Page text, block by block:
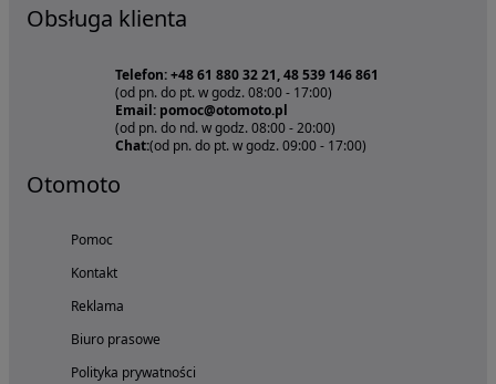
Obsługa klienta
Telefon: +48 61 880 32 21, 48 539 146 861
(od pn. do pt. w godz. 08:00 - 17:00)
Email: pomoc@otomoto.pl
(od pn. do nd. w godz. 08:00 - 20:00)
Chat:(od pn. do pt. w godz. 09:00 - 17:00)
Otomoto
Pomoc
Kontakt
Reklama
Biuro prasowe
Polityka prywatności